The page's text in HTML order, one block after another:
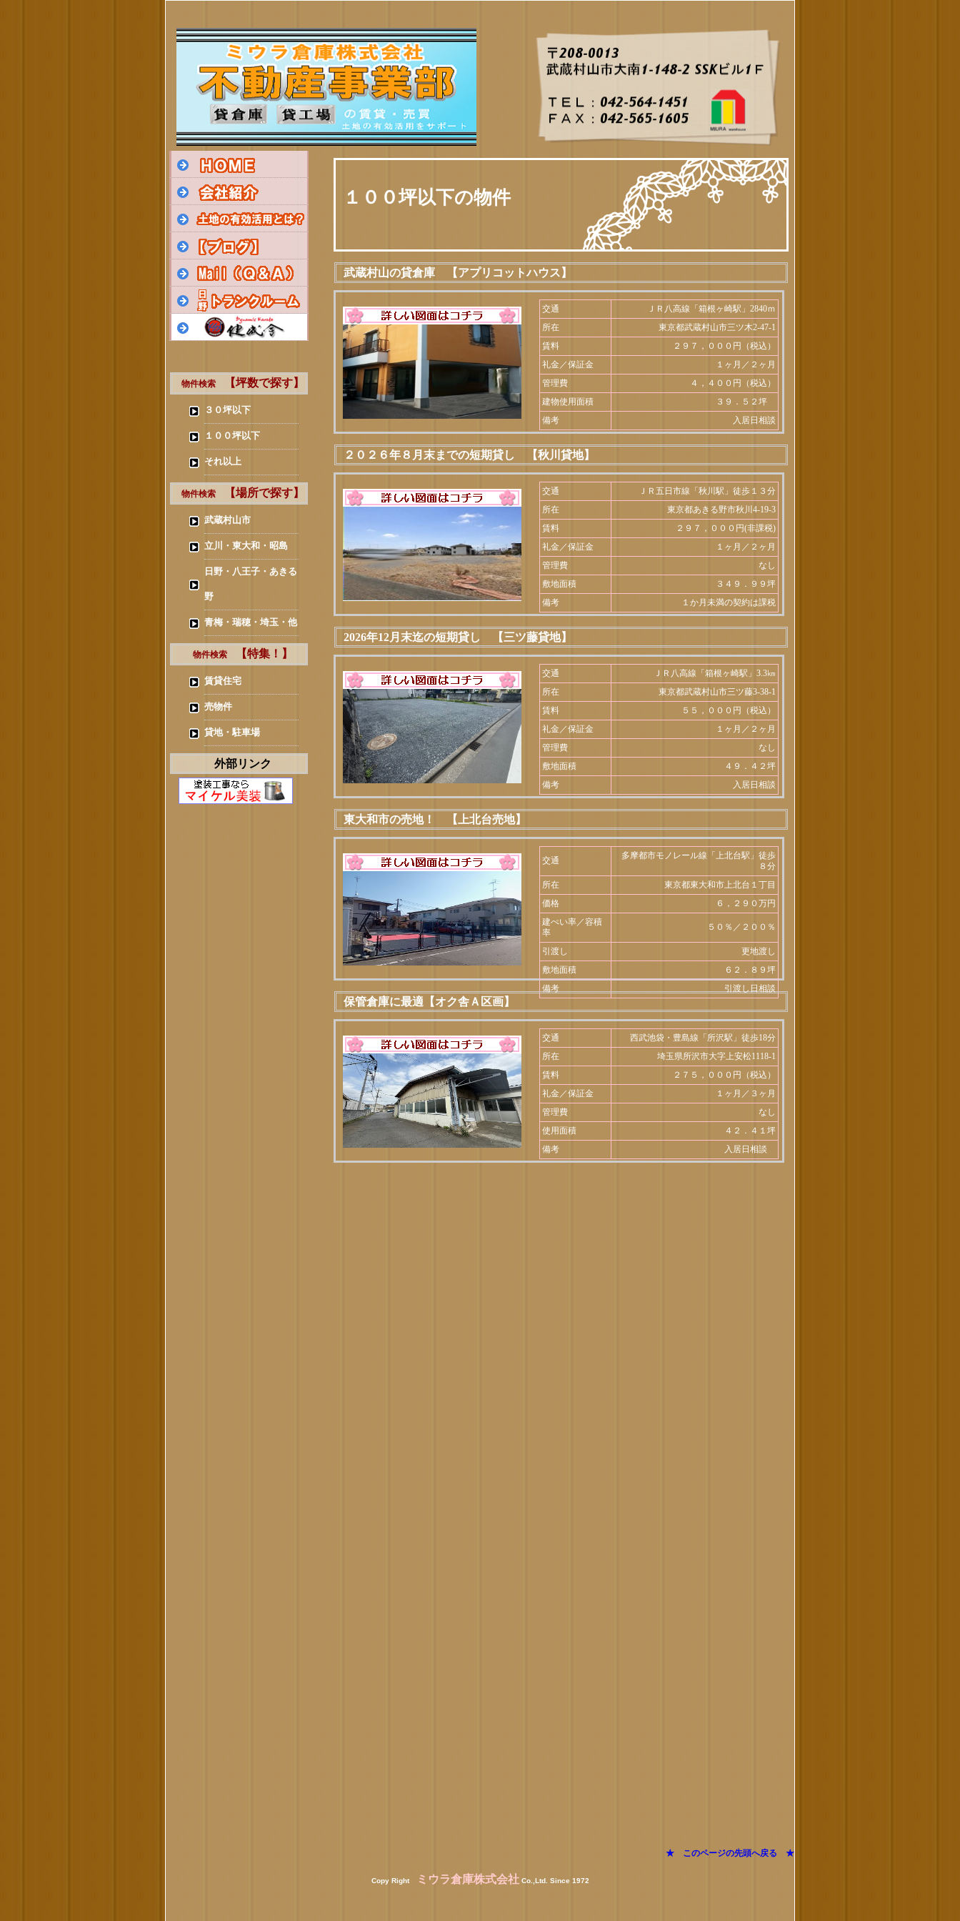
１００坪以下の物件
武蔵村山の貸倉庫 【アプリコットハウス】
交通 ＪＲ八高線「箱根ヶ崎駅」2840ｍ
所在 東京都武蔵村山市三ツ木2-47-1
賃料 ２９７，０００円（税込）
礼金／保証金 １ヶ月／２ヶ月
管理費 ４，４００円（税込）
建物使用面積 ３９．５２坪
備考 入居日相談
２０２６年８月末までの短期貸し 【秋川貸地】
交通 ＪＲ五日市線「秋川駅」徒歩１３分
所在 東京都あきる野市秋川4-19-3
賃料 ２９７，０００円(非課税)
礼金／保証金 １ヶ月／２ヶ月
管理費 なし
敷地面積 ３４９．９９坪
備考 １か月未満の契約は課税
2026年12月末迄の短期貸し 【三ツ藤貸地】
交通 ＪＲ八高線「箱根ヶ崎駅」3.3㎞
所在 東京都武蔵村山市三ツ藤3-38-1
賃料 ５５，０００円（税込）
礼金／保証金 １ヶ月／２ヶ月
管理費 なし
敷地面積 ４９．４２坪
備考 入居日相談
東大和市の売地！ 【上北台売地】
交通
多摩都市モノレール線「上北台駅」徒歩
８分
所在 東京都東大和市上北台１丁目
価格 ６，２９０万円
建ぺい率／容積
率
５０％／２００％
引渡し 更地渡し
敷地面積 ６２．８９坪
備考 引渡し日相談
保管倉庫に最適【オク舎Ａ区画】
交通 西武池袋・豊島線「所沢駅」徒歩18分
所在 埼玉県所沢市大字上安松1118-1
賃料 ２７５，０００円（税込）
礼金／保証金 １ヶ月／３ヶ月
管理費 なし
使用面積 ４２．４１坪
備考 入居日相談
物件検索 【坪数で探す】
３０坪以下
１００坪以下
それ以上
物件検索 【場所で探す】
武蔵村山市
立川・東大和・昭島
日野・八王子・あきる
野
青梅・瑞穂・埼玉・他
物件検索 【特集！】
賃貸住宅
売物件
貸地・駐車場
外部リンク
★ このページの先頭へ戻る ★
Copy Right ミウラ倉庫株式会社Co.,Ltd. Since 1972